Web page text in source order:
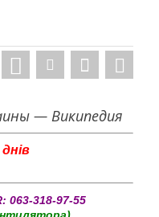
063-318-97-55